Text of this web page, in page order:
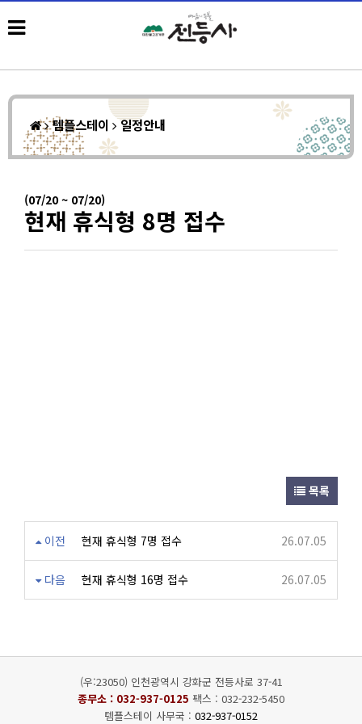
템플스테이 일정안내
(07/20 ~ 07/20)
현재 휴식형 8명 접수
목록
이전 현재 휴식형 7명 접수 26.07.05
다음 현재 휴식형 16명 접수 26.07.05
(우:23050) 인천광역시 강화군 전등사로 37-41
종무소 : 032-937-0125 팩스 : 032-232-5450
템플스테이 사무국 : 032-937-0152